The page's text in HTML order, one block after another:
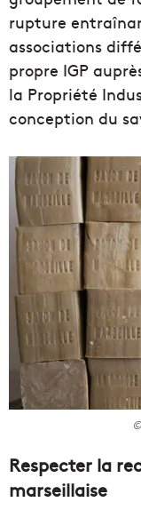
rupture
associations
propre IGP
la Propriété
conception du
Respecter la
marseillaise